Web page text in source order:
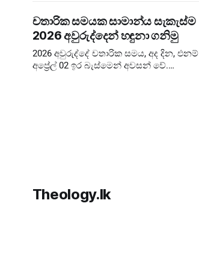
චතාරික සමයක සාමාන්ය සැකැස්ම
2026 අවුරුද්දෙන් හඳුනා ගනිමු
2026 අවුරුද්දේ චතාරික සමය, අද දින, එනම්
අප්‍රේල් 02 ඉර බැස්මෙන් අවසන් වේ.
Theology.lk